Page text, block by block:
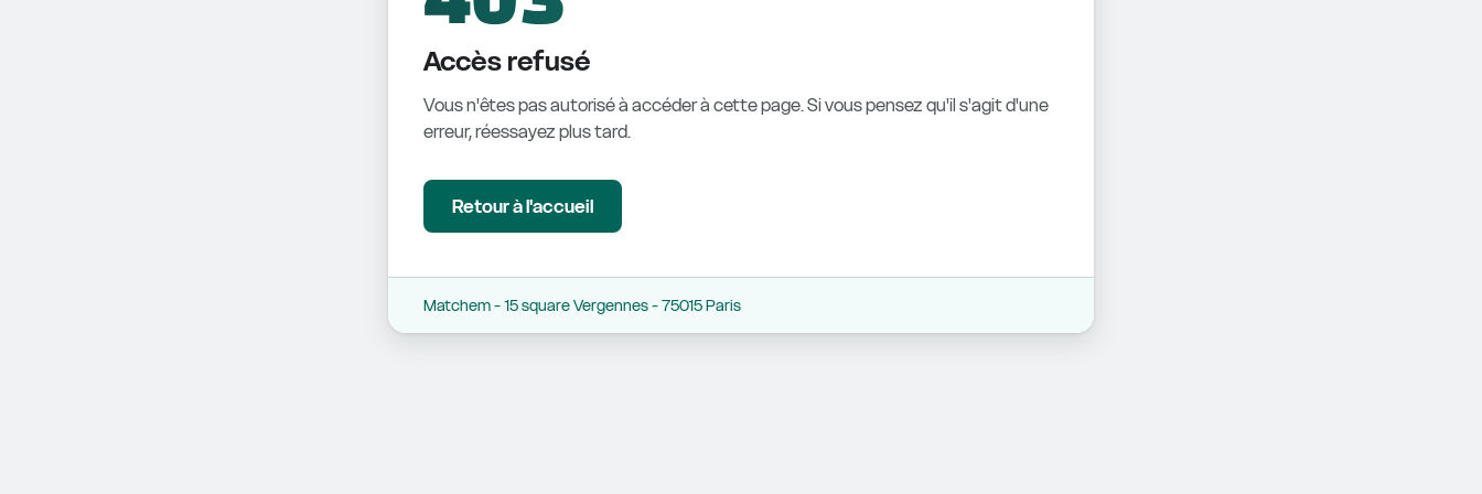
Accès refusé
Vous n'êtes pas autorisé à accéder à cette page. Si vous pensez qu'il s'agit d'une
erreur, réessayez plus tard.
Retour à l'accueil
Matchem - 15 square Vergennes - 75015 Paris